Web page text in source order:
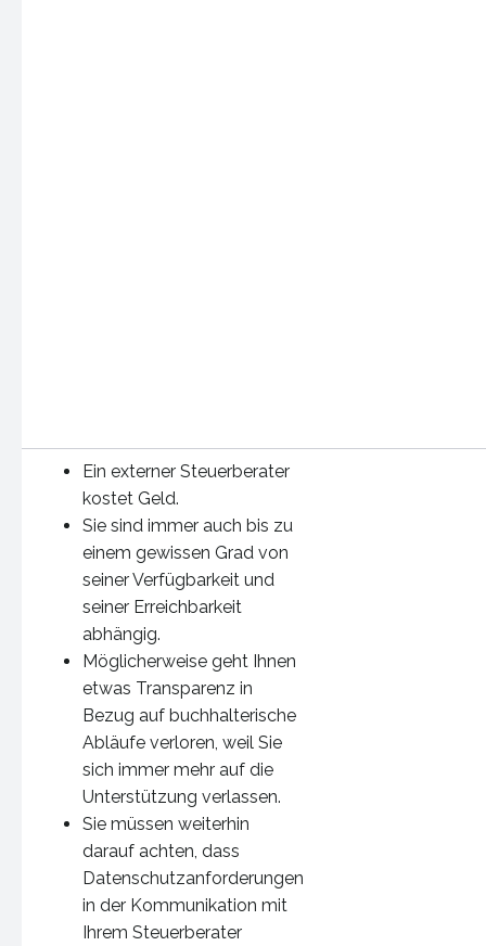
Ein externer Steuerberater
kostet Geld.
Sie sind immer auch bis zu
einem gewissen Grad von
seiner Verfügbarkeit und
seiner Erreichbarkeit
abhängig.
Möglicherweise geht Ihnen
etwas Transparenz in
Bezug auf buchhalterische
Abläufe verloren, weil Sie
sich immer mehr auf die
Unterstützung verlassen.
Sie müssen weiterhin
darauf achten, dass
Datenschutzanforderungen
in der Kommunikation mit
Ihrem Steuerberater